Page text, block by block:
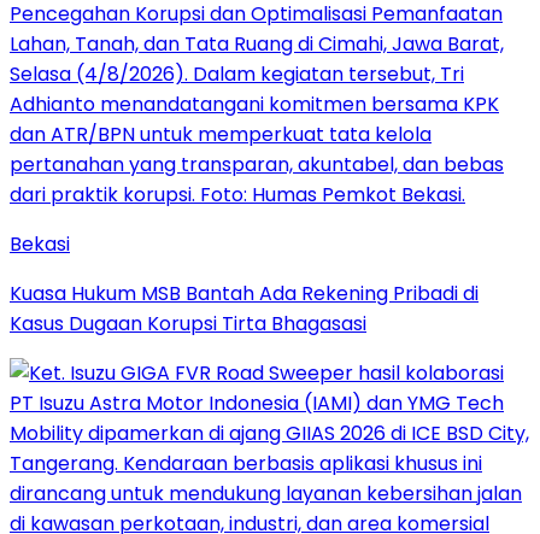
Bekasi
Kuasa Hukum MSB Bantah Ada Rekening Pribadi di
Kasus Dugaan Korupsi Tirta Bhagasasi